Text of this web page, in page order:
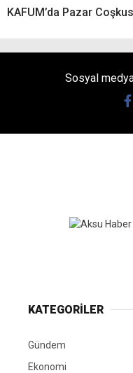
KAFUM’da Pazar
Sosyal
KATEGORİLER
Gündem
Ekonomi